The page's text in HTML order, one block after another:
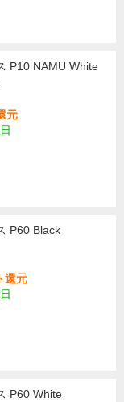
P10 NAMU White
元
P60 Black
還元
P60 White